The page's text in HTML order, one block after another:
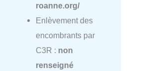
roanne.org/
Enlèvement des
encombrants par
C3R : non
renseigné